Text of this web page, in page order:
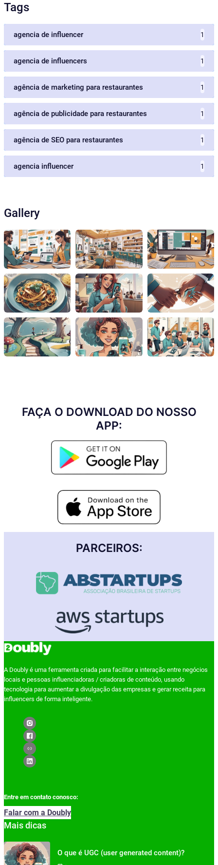
Tags
agencia de influencer 1
agencia de influencers 1
agência de marketing para restaurantes 1
agência de publicidade para restaurantes 1
agência de SEO para restaurantes 1
agencia influencer 1
Gallery
FAÇA O DOWNLOAD DO NOSSO
APP:
PARCEIROS:
A Doubly é uma ferramenta criada para facilitar a interação entre negócios
locais e pessoas influenciadoras / criadoras de conteúdo, usando
tecnologia para aumentar a divulgação das empresas e gerar receita para
influencers de forma inteligente.
Entre em contato conosco:
Falar com a Doubly
Mais dicas
O que é UGC (user generated content)?